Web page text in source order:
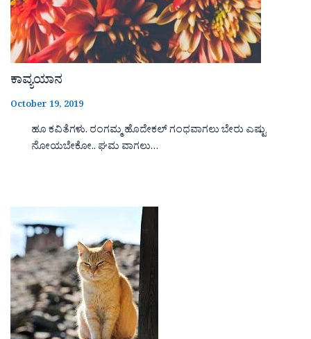
ಕಾವ್ಯಯಾನ
October 19, 2019
ಹೂ ಕವಿತೆಗಳು. ರಂಗಮ್ಮ ಹೊದೇಕಲ್ ಗಂಧವಾಗಲು ಬೇರು ಎಷ್ಟು
ನೋಯಬೇಕೋ.. ಘಮ ವಾಗಲು…